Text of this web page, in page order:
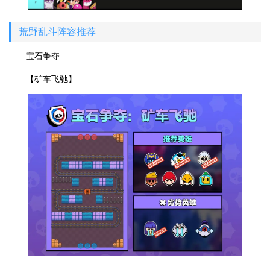
荒野乱斗阵容推荐
宝石争夺
【矿车飞驰】